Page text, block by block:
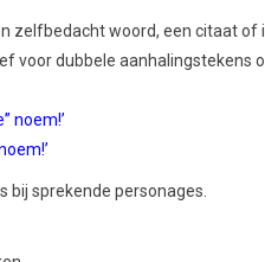
zelfbedacht woord, een citaat
voor dubbele
noem!’
bij sprekende personages.